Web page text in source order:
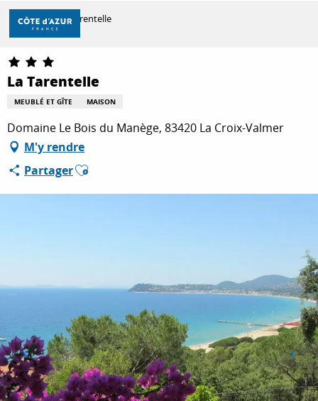
Aller
contenu
principal
DÉCOUVRIR
À FAIRE
SÉJOURNER
Accueil La Tarentelle
La Tarentelle
MEUBLÉ ET GÎTE MAISON
Domaine Le Bois du Manège, 83420 La Croix-Valmer
M'y rendre
PartagerAjouter aux favoris